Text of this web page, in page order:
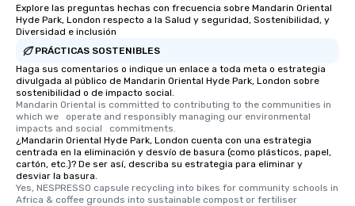
Explore las preguntas hechas con frecuencia sobre Mandarin Oriental
Hyde Park, London respecto a la Salud y seguridad, Sostenibilidad, y
Diversidad e inclusión
PRÁCTICAS SOSTENIBLES
Haga sus comentarios o indique un enlace a toda meta o estrategia
divulgada al público de Mandarin Oriental Hyde Park, London sobre
sostenibilidad o de impacto social.
Mandarin Oriental is committed to contributing to the communities in
which we   operate and responsibly managing our environmental
impacts and social   commitments.
¿Mandarin Oriental Hyde Park, London cuenta con una estrategia
centrada en la eliminación y desvío de basura (como plásticos, papel,
cartón, etc.)? De ser así, describa su estrategia para eliminar y
desviar la basura.
Yes, NESPRESSO capsule recycling into bikes for community schools in
Africa & coffee grounds into sustainable compost or fertiliser